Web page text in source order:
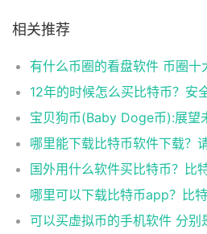
相关推荐
有什么币圈的看盘软件 币圈十
宝贝狗币(Baby Doge币):展望
国外用什么软件买比特币？比
哪里可以下载比特币app？比
可以买虚拟币的手机软件 分别